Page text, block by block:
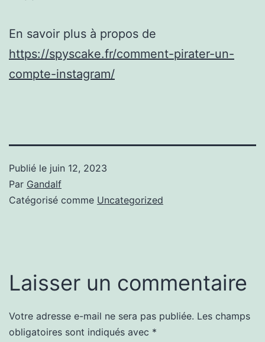
En savoir plus à propos de
https://spyscake.fr/comment-pirater-un-
compte-instagram/
Publié le juin 12, 2023
Par Gandalf
Catégorisé comme Uncategorized
Laisser un commentaire
Votre adresse e-mail ne sera pas publiée. Les champs
obligatoires sont indiqués avec *